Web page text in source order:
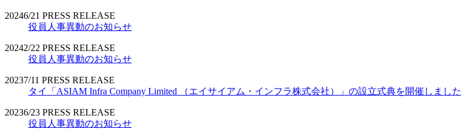
20246/21 PRESS RELEASE
役員人事異動のお知らせ
20242/22 PRESS RELEASE
役員人事異動のお知らせ
20237/11 PRESS RELEASE
タイ「ASIAM Infra Company Limited （エイサイアム・インフラ株式会社）」の設立式典を開催しました
20236/23 PRESS RELEASE
役員人事異動のお知らせ